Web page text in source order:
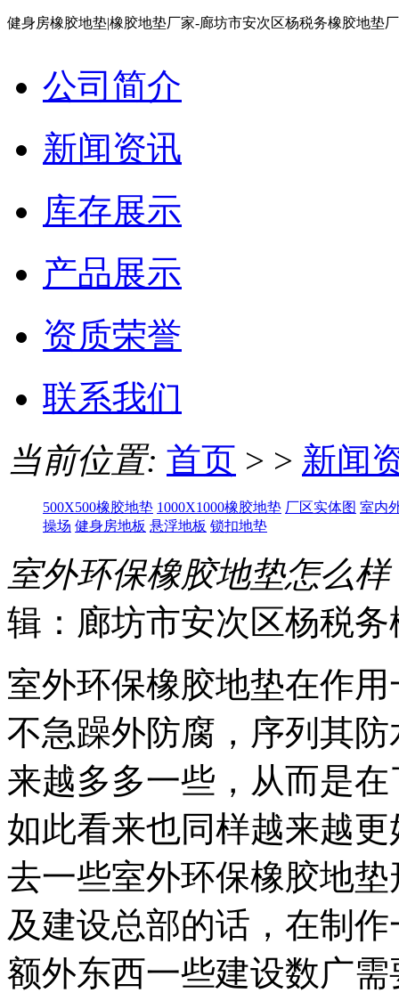
健身房橡胶地垫|橡胶地垫厂家-廊坊市安次区杨税务橡胶地垫
公司简介
新闻资讯
库存展示
产品展示
资质荣誉
联系我们
当前位置: 首页 > > 新闻
500X500橡胶地垫 1000X1000橡胶地垫 厂区实体图 室内
操场 健身房地板 悬浮地板 锁扣地垫
室外环保橡胶地垫怎么样
辑：廊坊市安次区杨税
室外环保橡胶地垫在作
不急躁外防腐，序列其
来越多多一些，从而是
如此看来也同样越来越
去一些室外环保橡胶地
及建设总部的话，在制
额外东西一些建设数广